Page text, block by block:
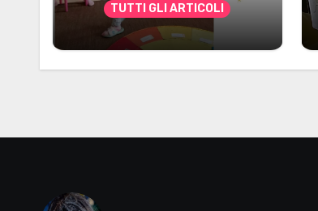
TUTTI GLI ARTICOLI
Alcuni materiali per
accompagnare la
Cerimonia del Sole